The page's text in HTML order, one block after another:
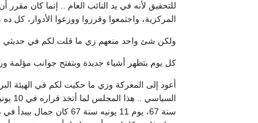
للتحقيق لأنه في يد النائب العام .. إنما كان
المركزية، واجتمعوا وقرروا ووزعوا الأدوار، كل
ولكن شئ واحد منعهم زي ما قلت لكم في حديثي
كل يوم بتظهر أشياء جديدة وبتفتح جوانب مؤلمة